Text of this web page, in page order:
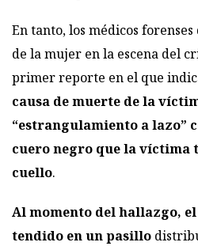
En tanto, los médicos
de la mujer en la escena del
primer reporte en el que
causa de muerte de la
“estrangulamiento a lazo”
cuero negro que la víctima
cuello.
Al momento del hallazgo,
tendido en un pasillo